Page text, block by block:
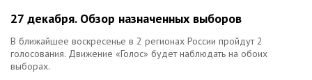
27 декабря. Обзор назначенных выборов
В ближайшее воскресенье в 2 регионах России пройдут 2
голосования. Движение «Голос» будет наблюдать на обоих
выборах.